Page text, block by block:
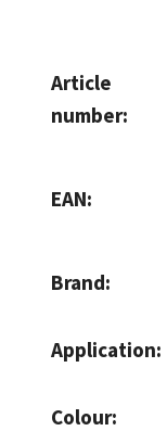
Article
number:
EAN:
Brand:
Application:
Colour: